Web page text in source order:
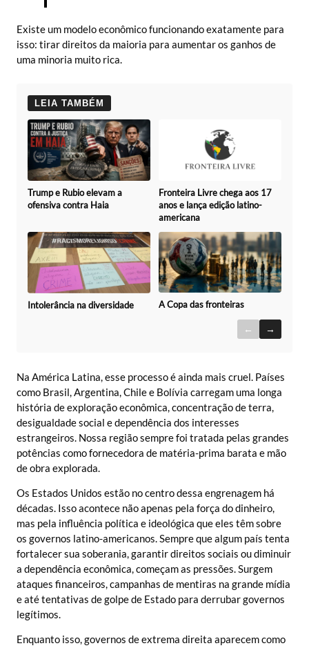
Existe um modelo econômico funcionando exatamente para
isso: tirar direitos da maioria para aumentar os ganhos de
uma minoria muito rica.
LEIA TAMBÉM
Trump e Rubio elevam a
ofensiva contra Haia
Fronteira Livre chega aos 17
anos e lança edição latino-
americana
Intolerância na diversidade A Copa das fronteiras
← →
Na América Latina, esse processo é ainda mais cruel. Países
como Brasil, Argentina, Chile e Bolívia carregam uma longa
história de exploração econômica, concentração de terra,
desigualdade social e dependência dos interesses
estrangeiros. Nossa região sempre foi tratada pelas grandes
potências como fornecedora de matéria-prima barata e mão
de obra explorada.
Os Estados Unidos estão no centro dessa engrenagem há
décadas. Isso acontece não apenas pela força do dinheiro,
mas pela influência política e ideológica que eles têm sobre
os governos latino-americanos. Sempre que algum país tenta
fortalecer sua soberania, garantir direitos sociais ou diminuir
a dependência econômica, começam as pressões. Surgem
ataques financeiros, campanhas de mentiras na grande mídia
e até tentativas de golpe de Estado para derrubar governos
legítimos.
Enquanto isso, governos de extrema direita aparecem como